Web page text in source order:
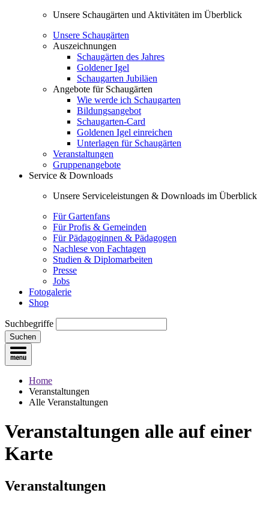
Unsere Schaugärten und Aktivitäten im Überblick
Unsere Schaugärten
Auszeichnungen
Schaugärten des Jahres
Goldener Igel
Schaugarten Jubiläen
Angebote für Schaugärten
Wie werde ich Schaugarten
Bildungsangebot
Schaugarten-Card
Goldenen Igel einreichen
Unterlagen für Schaugärten
Veranstaltungen
Gruppenangebote
Service & Downloads
Unsere Serviceleistungen & Downloads im Überblick
Für Gartenfans
Für Profis & Gemeinden
Für Pädagoginnen & Pädagogen
Nachlese von Fachtagen
Studien & Diplomarbeiten
Presse
Jobs
Fotogalerie
Shop
Suchbegriffe
Suchen
Home
Veranstaltungen
Alle Veranstaltungen
Veranstaltungen alle auf einer
Karte
Veranstaltungen